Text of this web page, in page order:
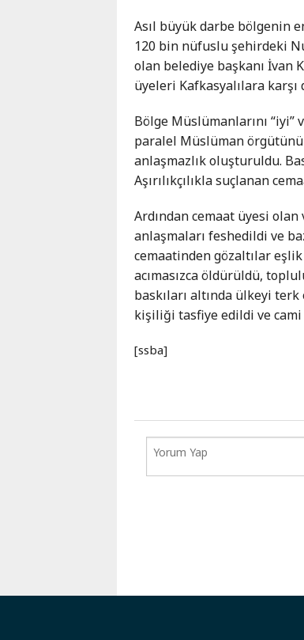
Kuzey
Osetya
Stavropol
Kray
Asıl büyük darbe bölgenin
120 bin nüfuslu şehirdeki
olan belediye başkanı İvan
üyeleri Kafkasyalılara karşı
Bölge Müslümanlarını
paralel Müslüman
anlaşmazlık oluşturuldu.
Aşırılıkçılıkla suçlanan
Ardından cemaat üyesi
anlaşmaları feshedildi ve
cemaatinden gözaltılar
acımasızca öldürüldü,
baskıları altında ülkeyi
kişiliği tasfiye edildi ve cami
[ssba]